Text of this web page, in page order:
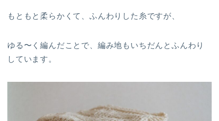
もともと柔らかくて、ふんわりした糸ですが、
ゆる〜く編んだことで、編み地もいちだんとふんわり
しています。